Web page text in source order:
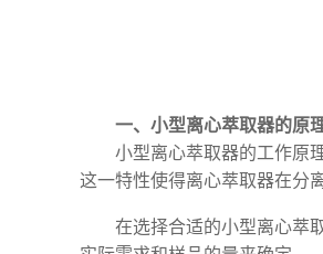
一、小型离心萃取器的原
小型离心萃取器的工作原
这一特性使得离心萃取器在分
在选择合适的小型离心萃